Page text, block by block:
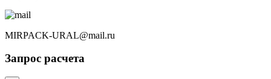
MIRPACK-URAL@mail.ru
Запрос расчета